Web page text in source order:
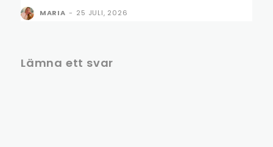
MARIA - 25 JULI, 2026
Lämna ett svar